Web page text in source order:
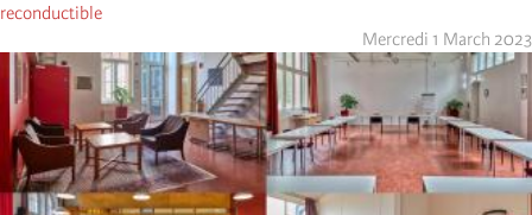
reconductible
Mercredi 1 March 2023